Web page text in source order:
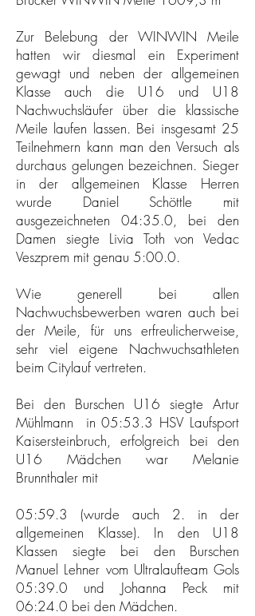
Zur Belebung der WINWIN Meile
hatten wir diesmal ein Experiment
gewagt und neben der allgemeinen
Klasse auch die U16 und U18
Nachwuchsläufer über die klassische
Meile laufen lassen. Bei insgesamt 25
Teilnehmern kann man den Versuch als
durchaus gelungen bezeichnen. Sieger
in der allgemeinen Klasse Herren
wurde Daniel Schöttle mit
ausgezeichneten 04:35.0, bei den
Damen siegte Livia Toth von Vedac
Veszprem mit genau 5:00.0.
Wie generell bei allen
Nachwuchsbewerben waren auch bei
der Meile, für uns erfreulicherweise,
sehr viel eigene Nachwuchsathleten
beim Citylauf vertreten.
Bei den Burschen U16 siegte Artur
Mühlmann in 05:53.3 HSV Laufsport
Kaisersteinbruch, erfolgreich bei den
U16 Mädchen war Melanie
Brunnthaler mit
05:59.3 (wurde auch 2. in der
allgemeinen Klasse). In den U18
Klassen siegte bei den Burschen
Manuel Lehner vom Ultralaufteam Gols
05:39.0 und Johanna Peck mit
06:24.0 bei den Mädchen.